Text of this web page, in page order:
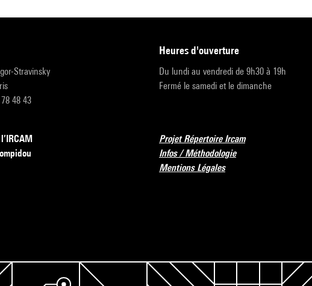
Stravinsky
48 43
heures d'ouverture
Du lundi au vendredi de 9h30 à 19h
Fermé le samedi et le dimanche
Projet Répertoire Ircam
Infos / Méthodologie
Mentions Légales